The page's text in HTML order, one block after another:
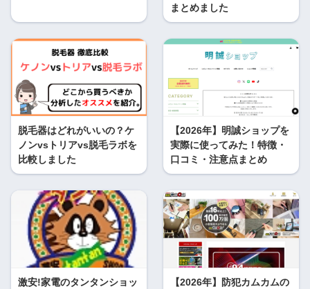
まとめました
脱毛器はどれがいいの？ケ
ノンvsトリアvs脱毛ラボを
比較しました
【2026年】明誠ショップを
実際に使ってみた！特徴・
口コミ・注意点まとめ
激安!家電のタンタンショッ
【2026年】防犯カムカムの